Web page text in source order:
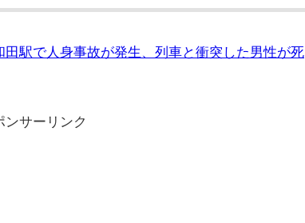
駅で人身事故が発生、列車と衝突した男性が死
ンサーリンク